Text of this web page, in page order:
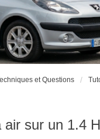
et Questions
air sur un 1.4